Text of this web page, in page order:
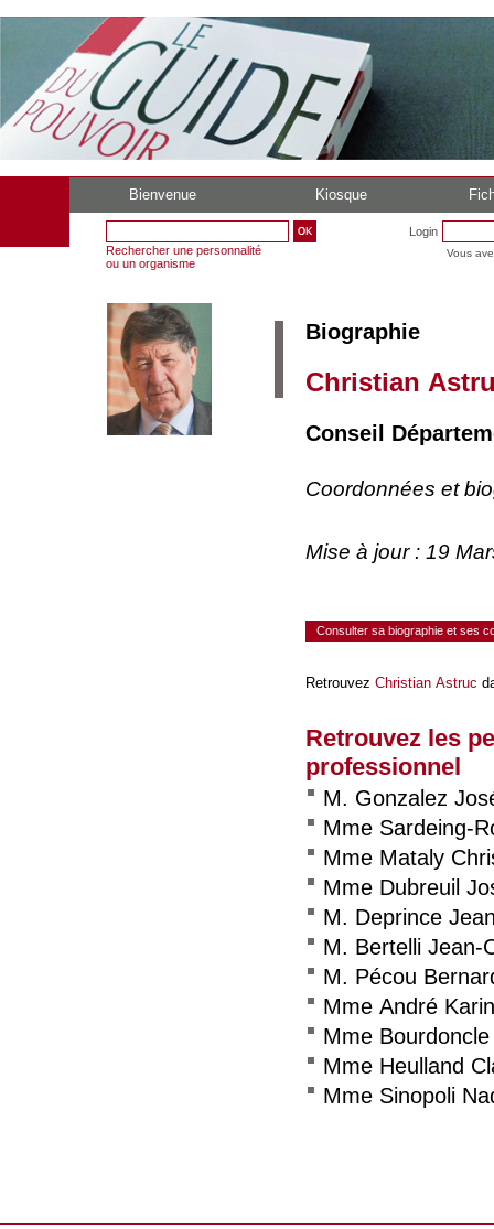
Bienvenue Kiosque
Rechercher une personnalité
ou un organisme
Login
Vous
Biographie
Christian
Conseil
Coordonnées et
Mise à jour : 19
Consulter sa biographie et ses
Retrouvez Christian Astruc
Retrouvez les
professionnel
M. Gonzalez
Mme Sardeing-
Mme Mataly
Mme Dubreuil
M. Deprince
M. Bertelli Jean-
M. Pécou
Mme André
Mme
Mme Heulland
Mme Sinopoli